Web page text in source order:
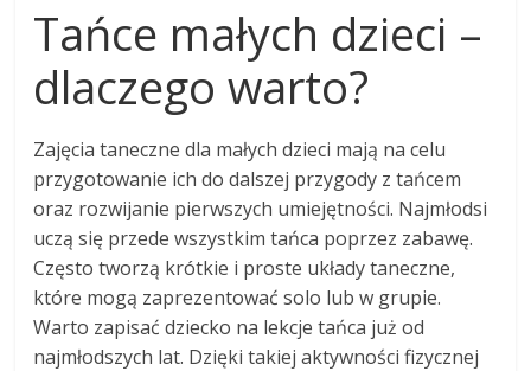
Tańce małych dzieci –
dlaczego warto?
Zajęcia taneczne dla małych dzieci mają na celu
przygotowanie ich do dalszej przygody z tańcem
oraz rozwijanie pierwszych umiejętności. Najmłodsi
uczą się przede wszystkim tańca poprzez zabawę.
Często tworzą krótkie i proste układy taneczne,
które mogą zaprezentować solo lub w grupie.
Warto zapisać dziecko na lekcje tańca już od
najmłodszych lat. Dzięki takiej aktywności fizycznej